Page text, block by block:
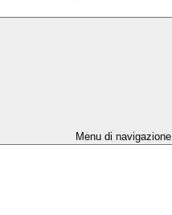
Menu di navigazione